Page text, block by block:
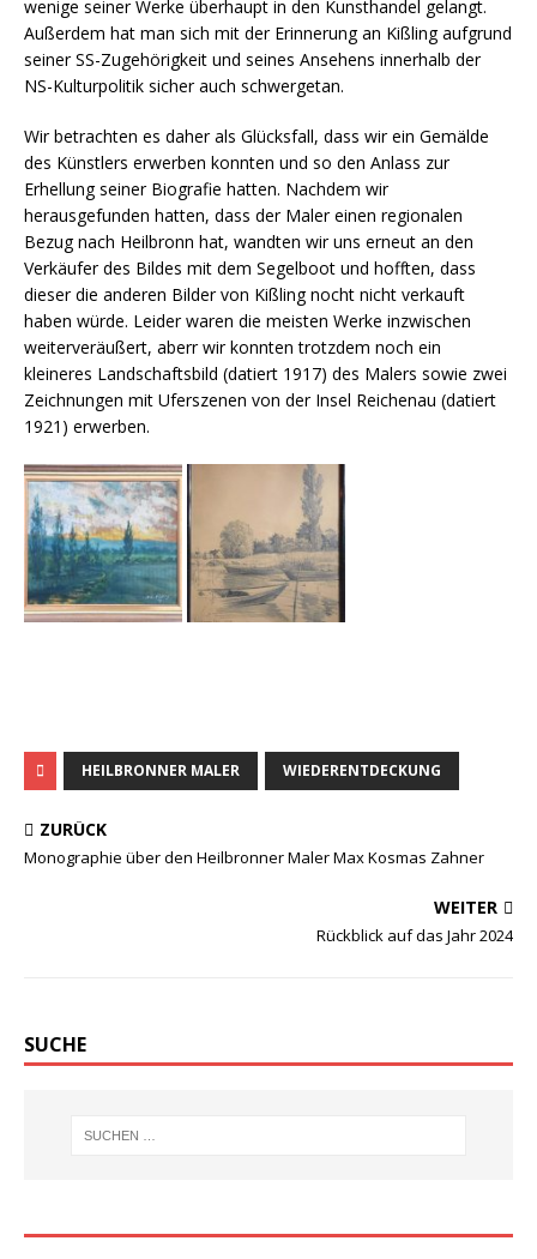
wenige seiner Werke überhaupt in den Kunsthandel gelangt.
Außerdem hat man sich mit der Erinnerung an Kißling aufgrund
seiner SS-Zugehörigkeit und seines Ansehens innerhalb der
NS-Kulturpolitik sicher auch schwergetan.
Wir betrachten es daher als Glücksfall, dass wir ein Gemälde
des Künstlers erwerben konnten und so den Anlass zur
Erhellung seiner Biografie hatten. Nachdem wir
herausgefunden hatten, dass der Maler einen regionalen
Bezug nach Heilbronn hat, wandten wir uns erneut an den
Verkäufer des Bildes mit dem Segelboot und hofften, dass
dieser die anderen Bilder von Kißling nocht nicht verkauft
haben würde. Leider waren die meisten Werke inzwischen
weiterveräußert, aberr wir konnten trotzdem noch ein
kleineres Landschaftsbild (datiert 1917) des Malers sowie zwei
Zeichnungen mit Uferszenen von der Insel Reichenau (datiert
1921) erwerben.
HEILBRONNER MALER WIEDERENTDECKUNG
ZURÜCK
Monographie über den Heilbronner Maler Max Kosmas Zahner
WEITER
Rückblick auf das Jahr 2024
SUCHE